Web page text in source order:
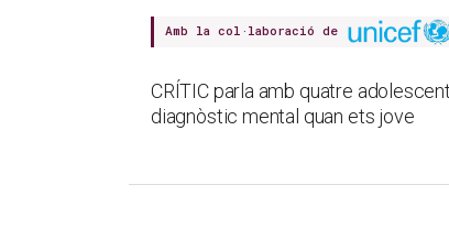
Amb la col·laboració de
CRÍTIC parla amb quatre
diagnòstic mental quan ets jove